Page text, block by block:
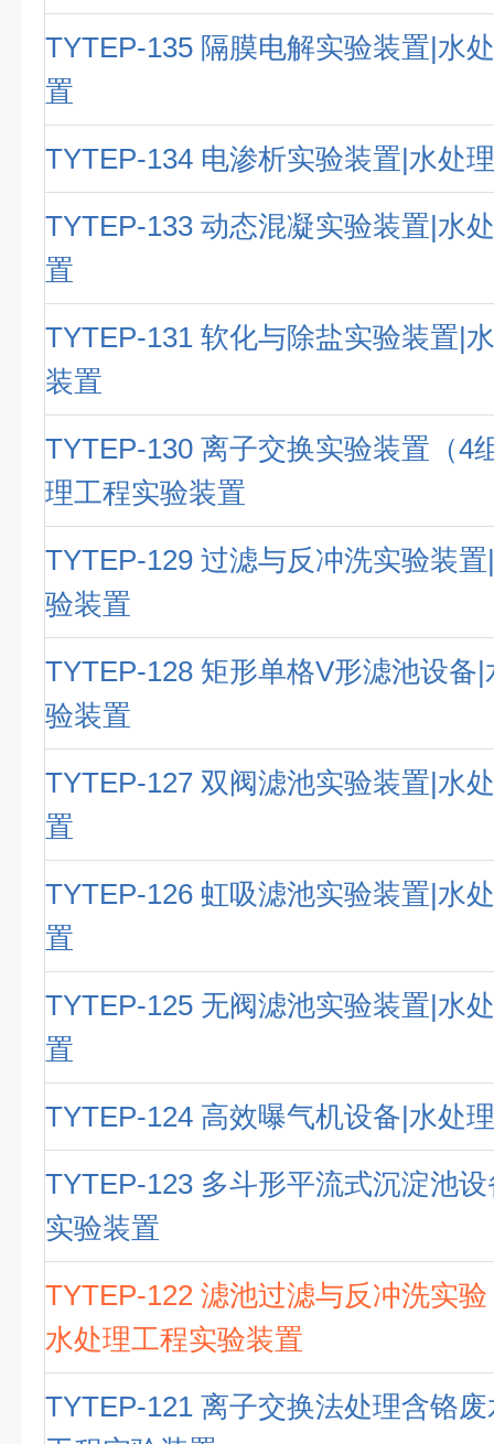
TYTEP-135 隔膜电解实验装置|水
置
TYTEP-134 电渗析实验装置|水处
TYTEP-133 动态混凝实验装置|水
置
TYTEP-131 软化与除盐实验装置|
装置
TYTEP-130 离子交换实验装置（4
理工程实验装置
TYTEP-129 过滤与反冲洗实验装
验装置
TYTEP-128 矩形单格V形滤池设备
验装置
TYTEP-127 双阀滤池实验装置|水
置
TYTEP-126 虹吸滤池实验装置|水
置
TYTEP-125 无阀滤池实验装置|水
置
TYTEP-124 高效曝气机设备|水处
TYTEP-123 多斗形平流式沉淀池
实验装置
TYTEP-122 滤池过滤与反冲洗实
水处理工程实验装置
TYTEP-121 离子交换法处理含铬